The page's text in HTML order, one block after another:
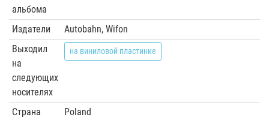
альбома
Издатели
Autobahn, Wifon
Выходил
на
следующих
носителях
на виниловой пластинке
Страна
Poland